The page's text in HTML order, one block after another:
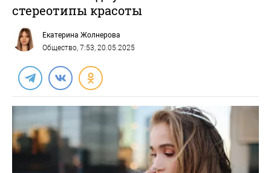
стереотипы красоты
Екатерина Жолнерова
Общество, 7:53, 20.05.2025